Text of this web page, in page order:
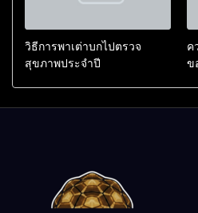
วิธีการพาเต่าบกไปตรวจ
สุขภาพประจำปี
ค
ข